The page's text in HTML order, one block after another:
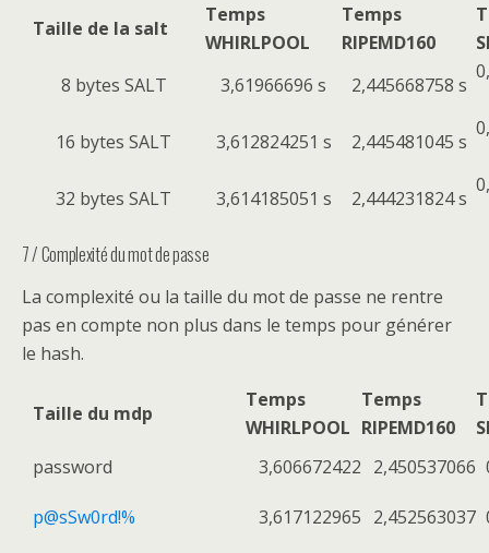
Taille de la salt
Temps
WHIRLPOOL
Temps
RIPEMD160
8 bytes SALT
3,61966696 s 2,445668758 s
16 bytes SALT 3,612824251 s 2,445481045 s
32 bytes SALT 3,614185051 s 2,444231824 s
7 / Complexité du mot de passe
La complexité ou la taille du mot de passe ne rentre
pas en compte non plus dans le temps pour générer
le hash.
Taille du mdp
Temps
WHIRLPOOL
Temps
RIPEMD160
password
3,606672422 2,450537066
p@sSw0rd!% 3,617122965 2,452563037